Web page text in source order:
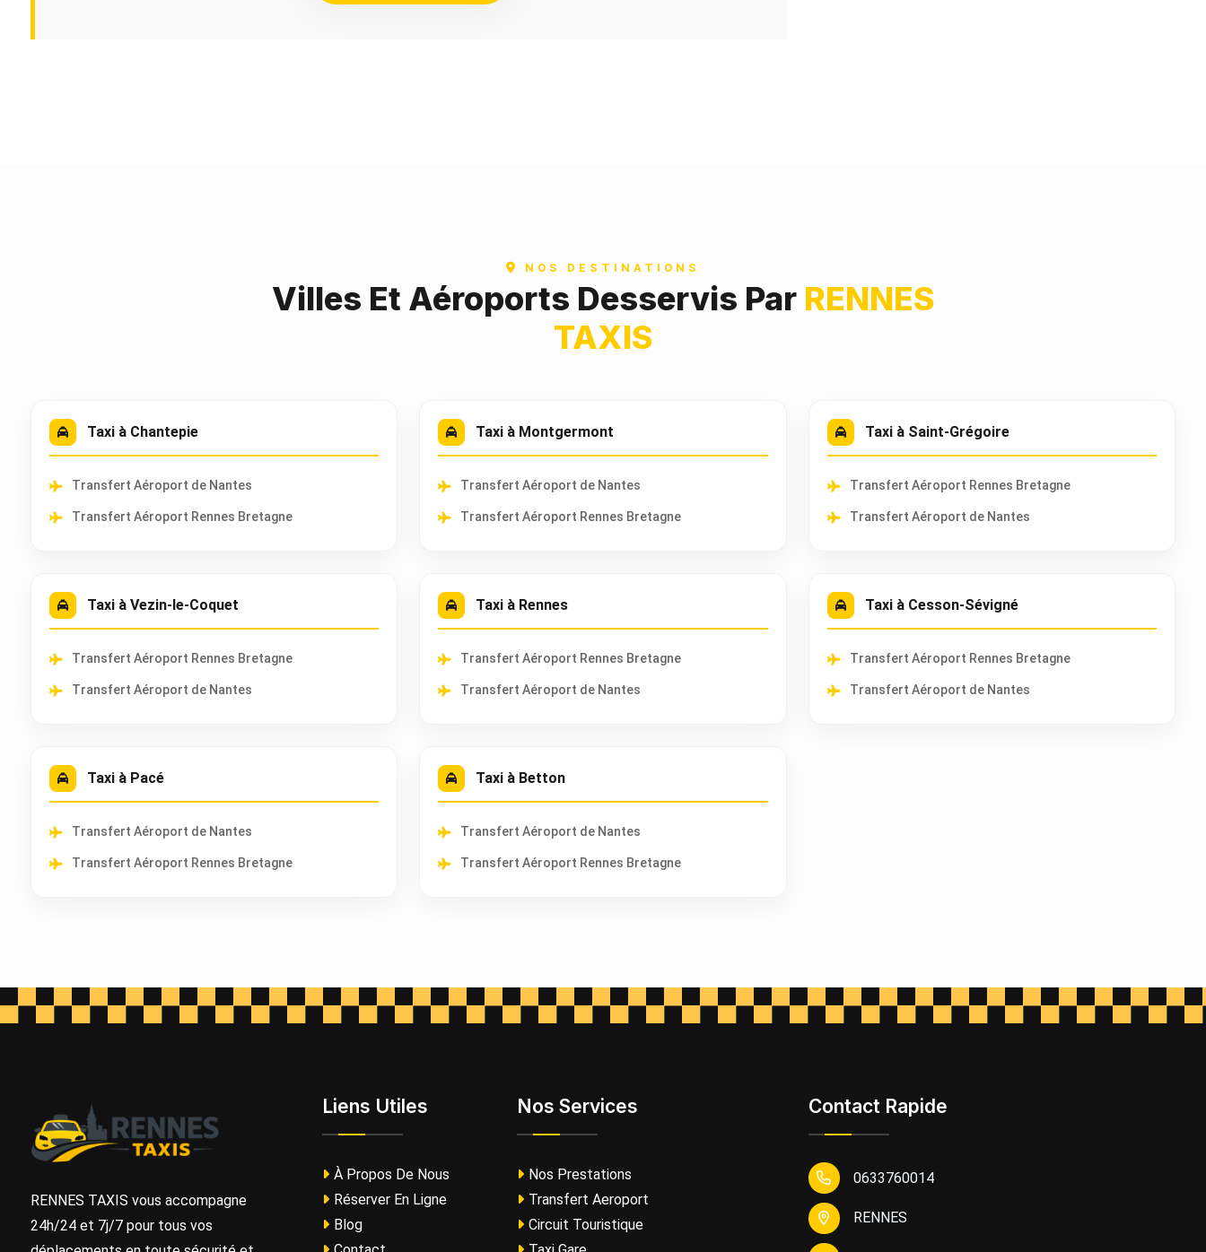
NOS DESTINATIONS
Villes Et Aéroports Desservis Par RENNES
TAXIS
Taxi à Chantepie
Transfert Aéroport de Nantes
Transfert Aéroport Rennes Bretagne
Taxi à Montgermont
Transfert Aéroport de Nantes
Transfert Aéroport Rennes Bretagne
Taxi à Saint-Grégoire
Transfert Aéroport Rennes Bretagne
Transfert Aéroport de Nantes
Taxi à Vezin-le-Coquet
Transfert Aéroport Rennes Bretagne
Transfert Aéroport de Nantes
Taxi à Rennes
Transfert Aéroport Rennes Bretagne
Transfert Aéroport de Nantes
Taxi à Cesson-Sévigné
Transfert Aéroport Rennes Bretagne
Transfert Aéroport de Nantes
Taxi à Pacé
Transfert Aéroport de Nantes
Transfert Aéroport Rennes Bretagne
Taxi à Betton
Transfert Aéroport de Nantes
Transfert Aéroport Rennes Bretagne
RENNES TAXIS vous accompagne
24h/24 et 7j/7 pour tous vos
Liens Utiles
À Propos De Nous
Réserver En Ligne
Blog
Nos Services
Nos Prestations
Transfert Aeroport
Circuit Touristique
Contact Rapide
0633760014
RENNES